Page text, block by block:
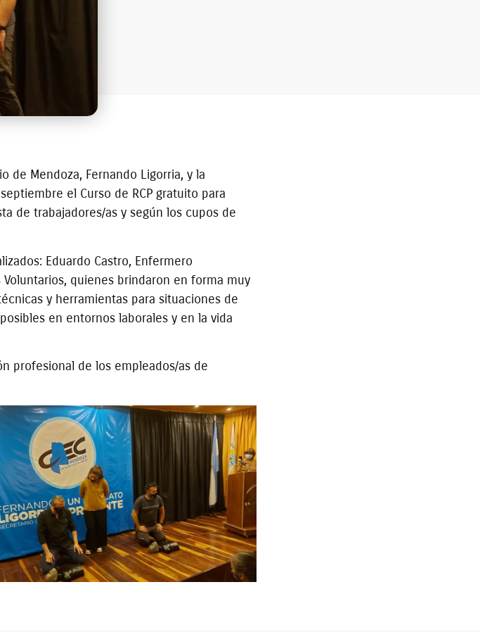
de Mendoza, Fernando Ligorria, y la
el Curso de RCP gratuito para
de trabajadores/as y según los cupos de
Eduardo Castro, Enfermero
quienes brindaron en forma muy
y herramientas para situaciones de
en entornos laborales y en la vida
profesional de los empleados/as de